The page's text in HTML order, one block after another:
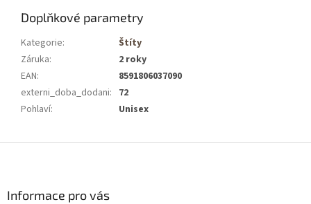
Doplňkové parametry
Kategorie:
Štíty
Záruka:
2 roky
EAN:
8591806037090
externi_doba_dodani: 72
Pohlaví: Unisex
Informace pro vás